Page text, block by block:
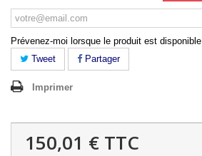
Prévenez-moi lorsque le produit est disponible
Tweet
Partager
Imprimer
150,01 € TTC